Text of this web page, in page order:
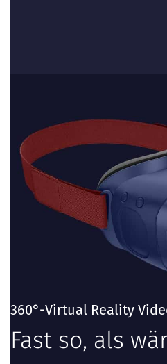
360°-Virtual Reality
Fast so, als